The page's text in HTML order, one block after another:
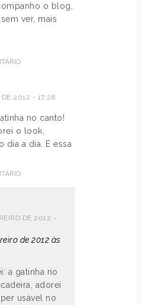
o blog,
ver, mais
DE 2012 - 17:28
no canto!
o look,
dia a dia. E essa
DE 2012 -
de 2012 às
a gatinha no
adorei
usável no